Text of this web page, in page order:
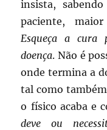
insista,
paciente,
Esqueça a cura
doença. Não é
onde termina a
tal como
o físico acaba e
deve ou